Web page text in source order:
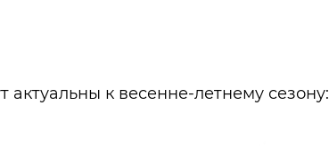
к весенне-летнему сезону: